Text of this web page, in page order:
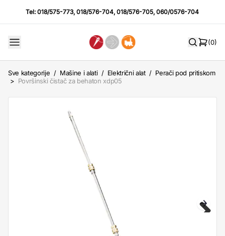
Tel:018/575-773,018/576-704,018/576-705,060/0576-704
(0)
Sve kategorije / Mašine i alati / Električni alat / Perači pod pritiskom
> Površinski čistač za behaton xdp05